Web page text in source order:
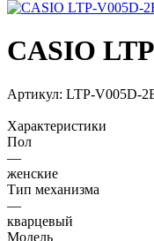
CASIO
Артикул: LTP-V005D-
Характеристики
Пол
—
женские
Тип механизма
—
кварцевый
Модель